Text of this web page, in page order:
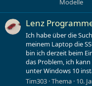
Modelle
Lenz
Ich habe über die
meinem Laptop die
bin ich derzeit beim
das Problem, ich
unter Windows 10
Tim303 Thema 10.